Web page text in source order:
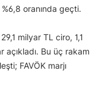
oranında geçti.
milyar TL ciro, 1,1
Bu üç rakam
FAVÖK marjı